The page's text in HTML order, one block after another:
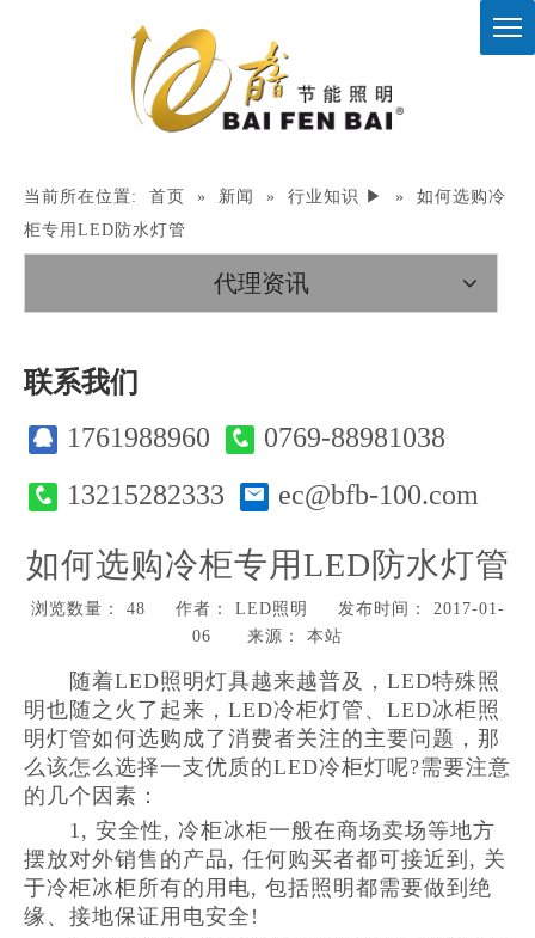
当前所在位置: 首页 » 新闻 » 行业知识 ▶ »
如何选购冷
柜专用LED防水灯管
代理资讯
联系我们
1761988960
0769-88981038
13215282333
ec@bfb-100.com
如何选购冷柜专用LED防水灯管
浏览数量： 48 作者： LED照明 发布时间： 2017-01-
06 来源： 本站
["wechat","weibo","qzone","douban","email"]
随着LED照明灯具越来越普及，LED特殊照
明也随之火了起来，LED冷柜灯管、LED冰柜照
明灯管如何选购成了消费者关注的主要问题，那
么该怎么选择一支优质的LED冷柜灯呢?需要注意
的几个因素：
1, 安全性, 冷柜冰柜一般在商场卖场等地方
摆放对外销售的产品, 任何购买者都可接近到, 关
于冷柜冰柜所有的用电, 包括照明都需要做到绝
缘、接地保证用电安全!